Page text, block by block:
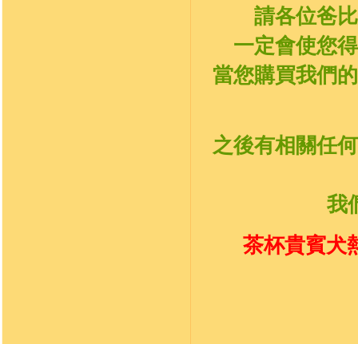
請各位爸
一定會使您
當您購買我們
之後有相關任
我
茶杯貴賓犬